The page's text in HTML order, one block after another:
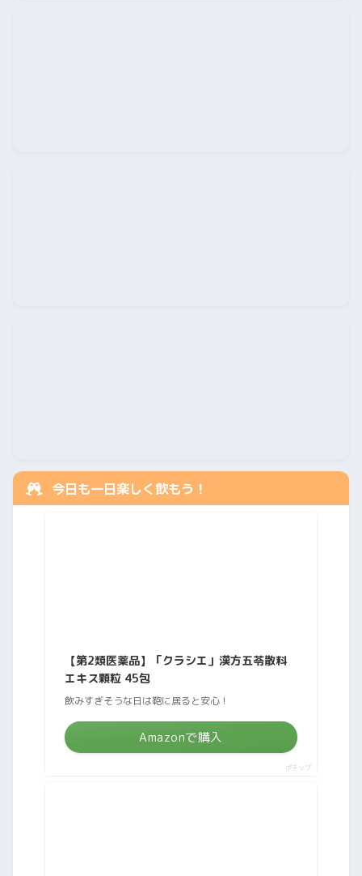
今日も一日楽しく飲もう！
【第2類医薬品】「クラシエ」漢方五苓散料
エキス顆粒 45包
飲みすぎそうな日は鞄に居ると安心！
Amazonで購入
ポチップ